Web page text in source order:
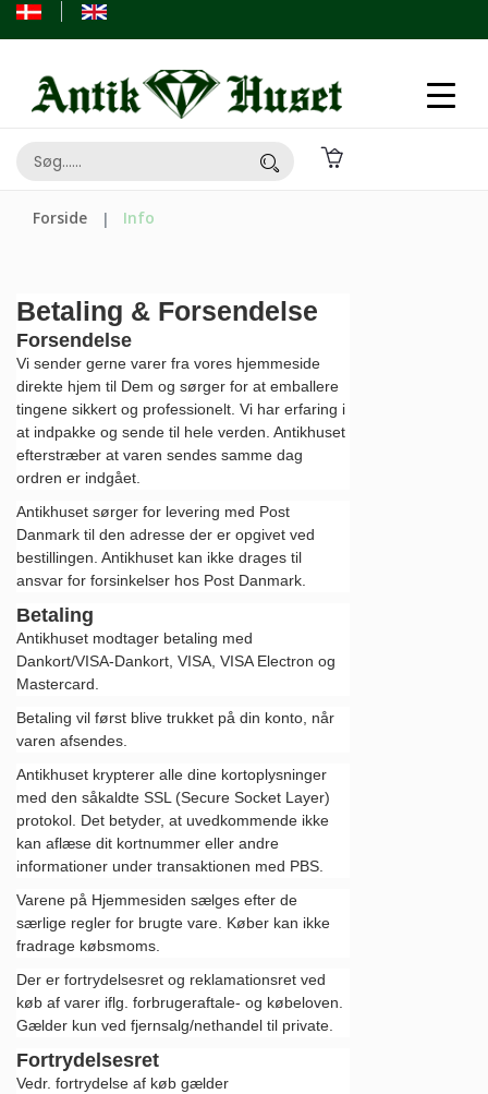
Forside Info
Betaling & Forsendelse
Forsendelse
Vi sender gerne varer fra vores hjemmeside
direkte hjem til Dem og sørger for at emballere
tingene sikkert og professionelt. Vi har erfaring i
at indpakke og sende til hele verden. Antikhuset
efterstræber at varen sendes samme dag
ordren er indgået.
Antikhuset sørger for levering med Post
Danmark til den adresse der er opgivet ved
bestillingen. Antikhuset kan ikke drages til
ansvar for forsinkelser hos Post Danmark.
Betaling
Antikhuset modtager betaling med
Dankort/VISA-Dankort, VISA, VISA Electron og
Mastercard.
Betaling vil først blive trukket på din konto, når
varen afsendes.
Antikhuset krypterer alle dine kortoplysninger
med den såkaldte SSL (Secure Socket Layer)
protokol. Det betyder, at uvedkommende ikke
kan aflæse dit kortnummer eller andre
informationer under transaktionen med PBS.
Varene på Hjemmesiden sælges efter de
særlige regler for brugte vare. Køber kan ikke
fradrage købsmoms.
Der er fortrydelsesret og reklamationsret ved
køb af varer iflg. forbrugeraftale- og købeloven.
Gælder kun ved fjernsalg/nethandel til private.
Fortrydelsesret
Vedr. fortrydelse af køb gælder